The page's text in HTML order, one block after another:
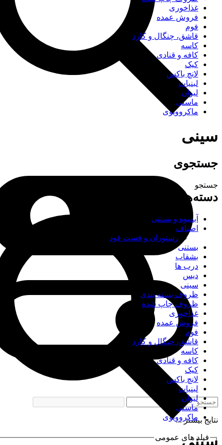
نتایج بیشتر ...
فیلد های عمومی
غذاخوری
فروش عمده
فوم
قاشق، چنگال و کارد
کاسه
کافه و قنادی
کیک
لانچ باکس
لبنیات
لیوان
ماستی
ماکروویوی
سینی
جستجوی
جستجو
دسته‌های محصولات
آبمیوه و بستنی
اصناف
رستوران و فست فود
بستنی
بشقاب
درب ها
دیس
سینی
ظروف بسته بندی
ظروف چاپ شده
غذاخوری
فروش عمده
فوم
قاشق، چنگال و کارد
کاسه
کافه و قنادی
کیک
لانچ باکس
لبنیات
لیوان
ماستی
ماکروویوی